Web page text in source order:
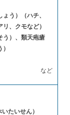
う）（ハチ、
、クモなど）
う）、類天疱瘡
など
たいせん）